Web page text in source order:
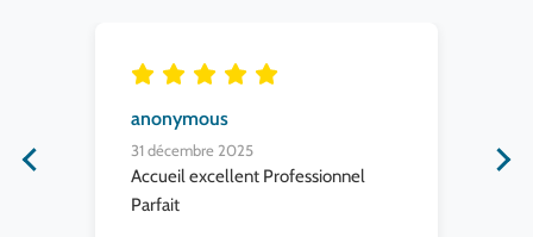
anonymous
31 décembre 2025
Accueil excellent Professionnel
Parfait